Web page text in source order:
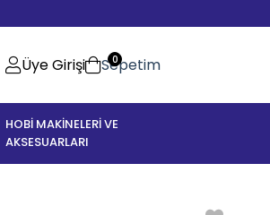
Üye Girişi Sepetim
0
HOBİ MAKİNELERİ VE
AKSESUARLARI